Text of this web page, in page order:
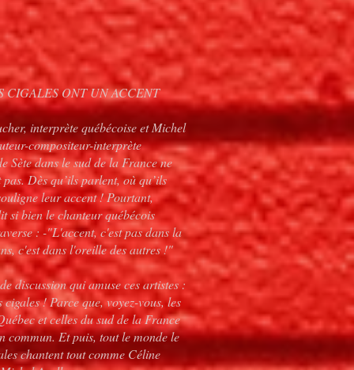
CIGALES ONT UN ACCENT
interprète québécoise et Michel
compositeur-interprète
Sète dans le sud de la France ne
pas. Dès qu’ils parlent, où qu’ils
leur accent ! Pourtant,
si bien le chanteur québécois
: -"L'accent, c'est pas dans la
c'est dans l'oreille des autres !"
discussion qui amuse ces artistes :
cigales ! Parce que, voyez-vous, les
et celles du sud de la France
commun. Et puis, tout le monde le
chantent tout comme Céline